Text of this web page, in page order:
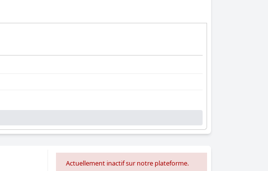
Actuellement inactif sur notre plateforme.